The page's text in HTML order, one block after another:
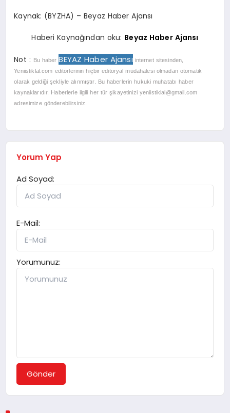
Kaynak: (BYZHA) – Beyaz Haber Ajansı
Haberi Kaynağından oku: Beyaz Haber Ajansı
Not : Bu haber BEYAZ Haber Ajansı internet sitesinden,
Yeniistiklal.com editörlerinin hiçbir editoryal müdahalesi olmadan otomatik
olarak geldiği şekliyle alınmıştır. Bu haberlerin hukuki muhatabı haber
kaynaklarıdır. Haberlerle ilgili her tür şikayetinizi yeniistiklal@gmail.com
adresimize gönderebilirsiniz.
Yorum Yap
Ad Soyad:
E-Mail:
Yorumunuz:
Gönder